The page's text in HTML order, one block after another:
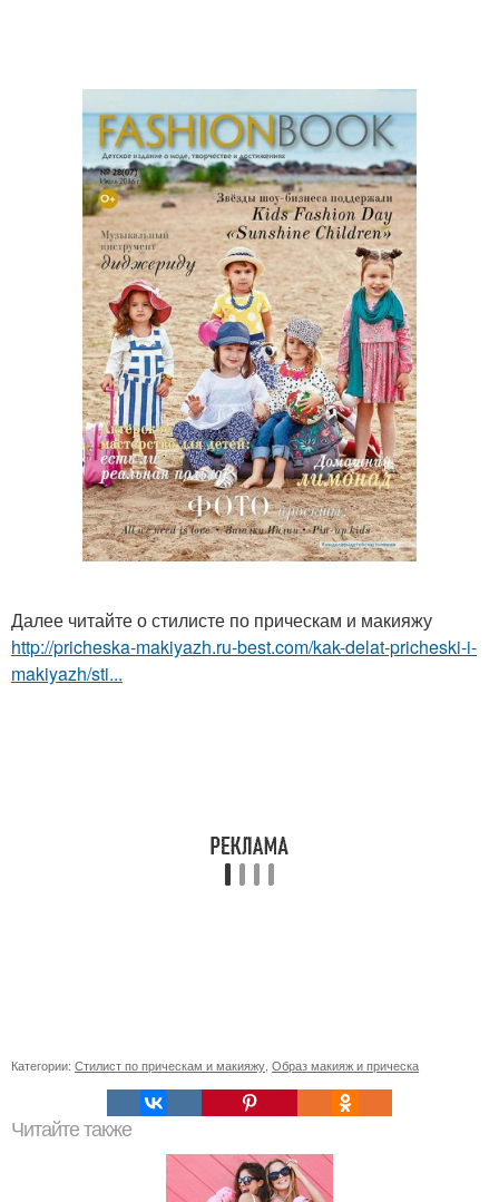
Далее читайте о стилисте по прическам и макияжу
http://pricheska-makiyazh.ru-best.com/kak-delat-pricheski-i-
makiyazh/sti...
Категории: Стилист по прическам и макияжу Образ макияж и прическа
Читайте также